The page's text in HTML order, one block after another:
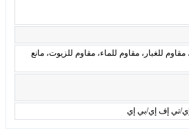
مقاوم للغبار، مقاوم للماء، مقاوم للزيوت، مانع
تي إف إي/بي إي